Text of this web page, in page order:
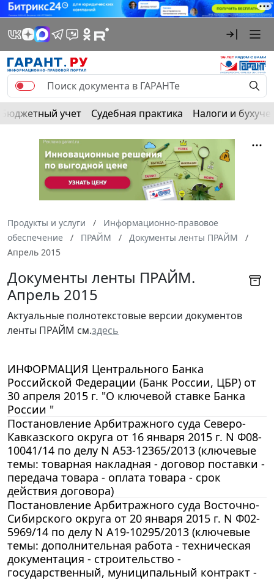
Бюджетный учет Судебная практика Налоги и
Продукты и услуги
Информационно-правовое
обеспечение
ПРАЙМ
Документы ленты ПРАЙМ
Апрель 2015
Документы ленты ПРАЙМ.
Апрель 2015
Актуальные полнотекстовые версии документов
ленты ПРАЙМ см.здесь
ИНФОРМАЦИЯ Центрального Банка
Российской Федерации (Банк России, ЦБР) от
30 апреля 2015 г. "О ключевой ставке Банка
России "
Постановление Арбитражного суда Северо-
Кавказского округа от 16 января 2015 г. N Ф08-
10041/14 по делу N А53-12365/2013 (ключевые
темы: товарная накладная - договор поставки -
передача товара - оплата товара - срок
действия договора)
Постановление Арбитражного суда Восточно-
Сибирского округа от 20 января 2015 г. N Ф02-
5969/14 по делу N А19-10295/2013 (ключевые
темы: дополнительная работа - техническая
документация - строительство -
государственный, муниципальный контракт -